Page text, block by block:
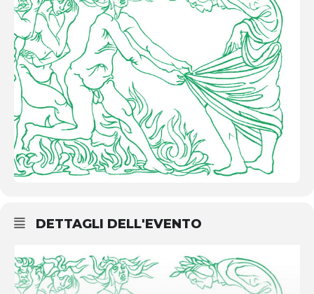
DETTAGLI DELL'EVENTO